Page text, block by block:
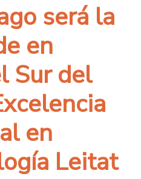
será la
en
Sur del
en
Leitat